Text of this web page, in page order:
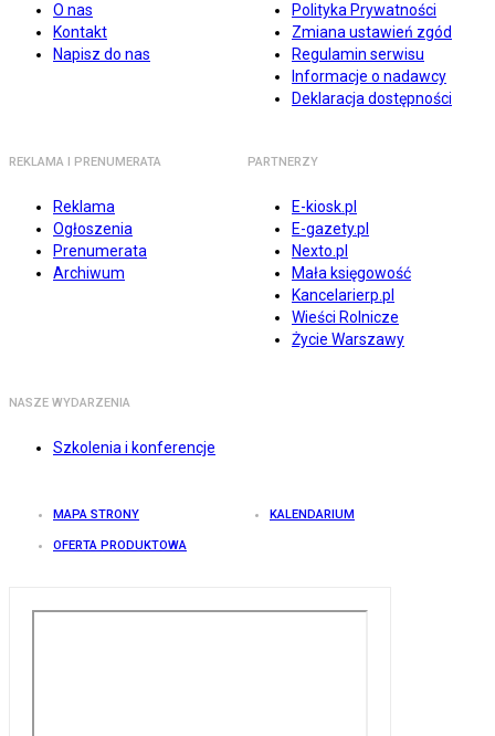
O nas
Kontakt
Napisz do nas
Polityka Prywatności
Zmiana ustawień zgód
Regulamin serwisu
Informacje o nadawcy
Deklaracja dostępności
REKLAMA I PRENUMERATA
Reklama
Ogłoszenia
Prenumerata
Archiwum
PARTNERZY
E-kiosk.pl
E-gazety.pl
Nexto.pl
Mała księgowość
Kancelarierp.pl
Wieści Rolnicze
Życie Warszawy
NASZE WYDARZENIA
Szkolenia i konferencje
MAPA STRONY KALENDARIUM
OFERTA PRODUKTOWA